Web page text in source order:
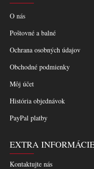
O nás
Poštovné a balné
Ochrana osobných údajov
Obchodné podmienky
Môj účet
História objednávok
PayPal platby
EXTRA
Kontaktujte nás